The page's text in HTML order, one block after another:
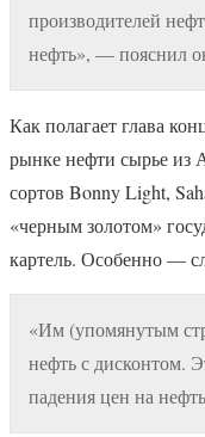
производителей
нефть», — пояснил
Как полагает глава
рынке нефти сырье
сортов Bonny Light,
«черным золотом»
картель. Особенно —
«Им (упомянутым
нефть с дисконтом.
падения цен на